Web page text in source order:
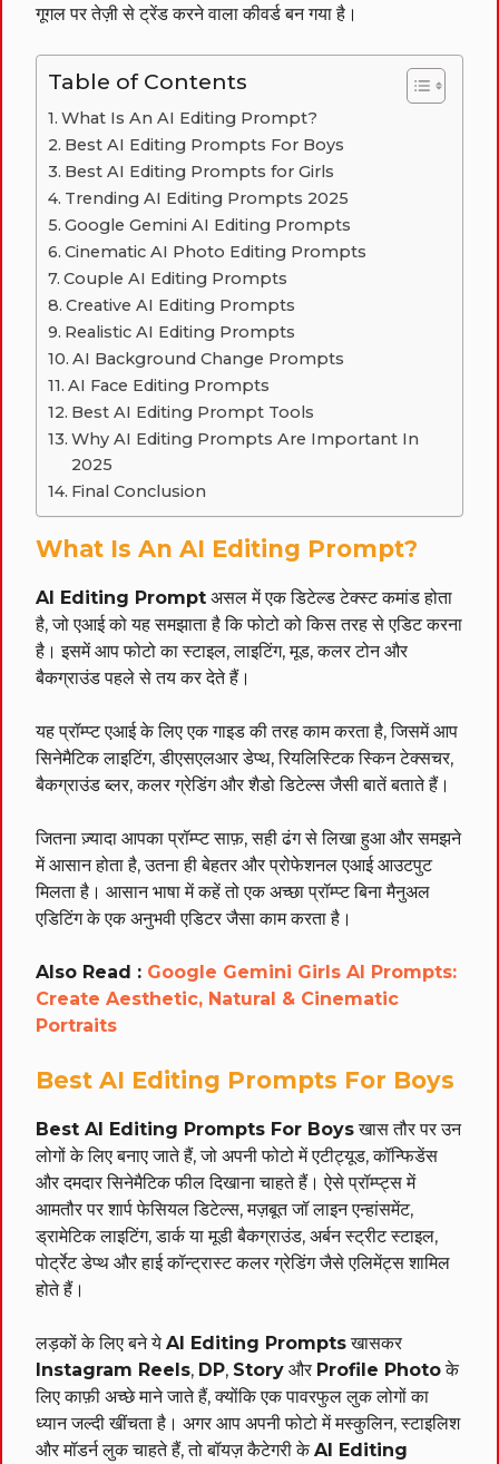
गूगल पर तेज़ी से ट्रेंड करने वाला कीवर्ड बन गया है।
Table of Contents
What Is An AI Editing Prompt?
Best AI Editing Prompts For Boys
Best AI Editing Prompts for Girls
Trending AI Editing Prompts 2025
Google Gemini AI Editing Prompts
Cinematic AI Photo Editing Prompts
Couple AI Editing Prompts
Creative AI Editing Prompts
Realistic AI Editing Prompts
AI Background Change Prompts
AI Face Editing Prompts
Best AI Editing Prompt Tools
Why AI Editing Prompts Are Important In
2025
Final Conclusion
What Is An AI Editing Prompt?
AI Editing Prompt असल में एक डिटेल्ड टेक्स्ट कमांड होता
है, जो एआई को यह समझाता है कि फोटो को किस तरह से एडिट करना
है। इसमें आप फोटो का स्टाइल, लाइटिंग, मूड, कलर टोन और
बैकग्राउंड पहले से तय कर देते हैं।
यह प्रॉम्प्ट एआई के लिए एक गाइड की तरह काम करता है, जिसमें आप
सिनेमैटिक लाइटिंग, डीएसएलआर डेप्थ, रियलिस्टिक स्किन टेक्सचर,
बैकग्राउंड ब्लर, कलर ग्रेडिंग और शैडो डिटेल्स जैसी बातें बताते हैं।
जितना ज़्यादा आपका प्रॉम्प्ट साफ़, सही ढंग से लिखा हुआ और समझने
में आसान होता है, उतना ही बेहतर और प्रोफेशनल एआई आउटपुट
मिलता है। आसान भाषा में कहें तो एक अच्छा प्रॉम्प्ट बिना मैनुअल
एडिटिंग के एक अनुभवी एडिटर जैसा काम करता है।
Also Read : Google Gemini Girls AI Prompts:
Create Aesthetic, Natural & Cinematic
Portraits
Best AI Editing Prompts For Boys
Best AI Editing Prompts For Boysखास तौर पर उन
लोगों के लिए बनाए जाते हैं, जो अपनी फोटो में एटीट्यूड, कॉन्फिडेंस
और दमदार सिनेमैटिक फील दिखाना चाहते हैं। ऐसे प्रॉम्प्ट्स में
आमतौर पर शार्प फेसियल डिटेल्स, मज़बूत जॉ लाइन एन्हांसमेंट,
ड्रामेटिक लाइटिंग, डार्क या मूडी बैकग्राउंड, अर्बन स्ट्रीट स्टाइल,
पोर्ट्रेट डेप्थ और हाई कॉन्ट्रास्ट कलर ग्रेडिंग जैसे एलिमेंट्स शामिल
होते हैं।
लड़कों के लिए बने ये AI Editing Promptsखासकर
Instagram Reels, DP, Story और Profile Photoके
लिए काफ़ी अच्छे माने जाते हैं, क्योंकि एक पावरफुल लुक लोगों का
ध्यान जल्दी खींचता है। अगर आप अपनी फोटो में मस्कुलिन, स्टाइलिश
और मॉडर्न लुक चाहते हैं, तो बॉयज़ कैटेगरी केAI Editing